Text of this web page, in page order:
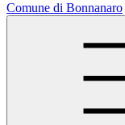
Comune di Bonnanaro